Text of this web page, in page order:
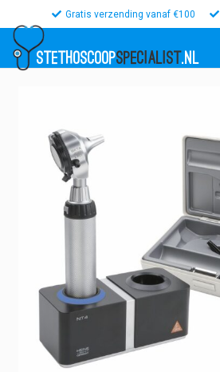
Gratis verzending vanaf €100
STETHOSCOOPSPECIALIST.NL